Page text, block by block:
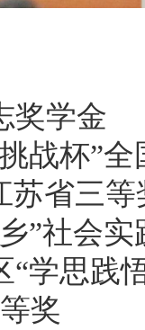
奖学金
战杯”
苏省三等
”社会
“学思践
奖